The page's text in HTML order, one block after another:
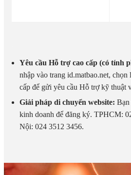
Yêu cầu Hỗ trợ cao cấp (có tính
nhập vào trang id.matbao.net,
cấp để gửi yêu cầu Hỗ trợ kỹ thuật
Giải pháp di chuyển website: Bạn
kinh doanh để đăng ký. TPHCM:
Nội: 024 3512 3456.